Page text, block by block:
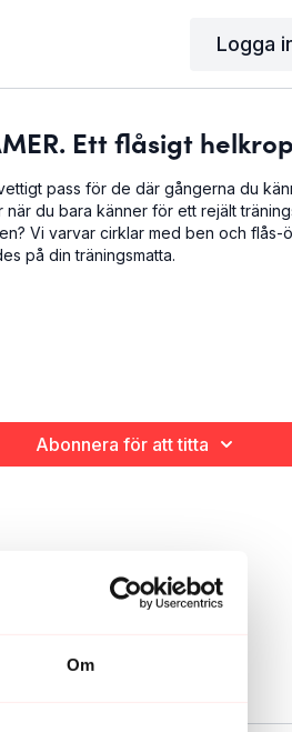
Om
Logga
Ett flåsigt
pass för de där gångerna du
när du bara känner för ett rejält
Vi varvar cirklar med ben och flås-
på din träningsmatta.
Abonnera för att titta